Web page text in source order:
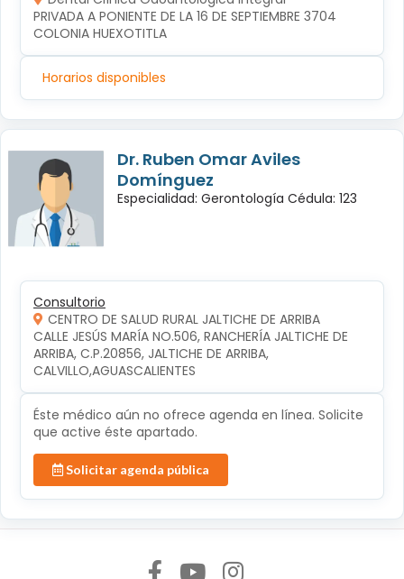
PRIVADA A PONIENTE DE LA 16 DE SEPTIEMBRE 3704
COLONIA HUEXOTITLA
Horarios disponibles
Dr. Ruben Omar Aviles
Domínguez
Especialidad: Gerontología Cédula: 123
Consultorio
CENTRO DE SALUD RURAL JALTICHE DE ARRIBA
CALLE JESÚS MARÍA NO.506, RANCHERÍA JALTICHE DE
ARRIBA, C.P.20856, JALTICHE DE ARRIBA,
CALVILLO,AGUASCALIENTES
Éste médico aún no ofrece agenda en línea. Solicite
que active éste apartado.
Solicitar agenda pública